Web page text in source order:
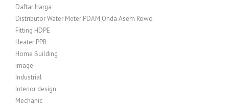
Daftar Harga
Distributor Water Meter PDAM Onda Asem Rowo
Fitting HDPE
Heater PPR
Home Building
image
Industrial
Interior design
Mechanic